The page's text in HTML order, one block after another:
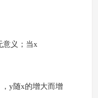
意义；当x
y随x的增大而增